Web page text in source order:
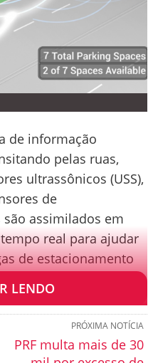
de informação
pelas ruas,
ultrassônicos (USS),
de
assimilados em
real para ajudar
de estacionamento
LENDO
PRÓXIMA NOTÍCIA
PRF multa mais de 30